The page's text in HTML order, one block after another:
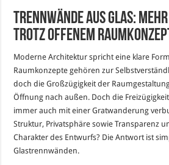
Trennwände aus Glas:
trotz offenem
Moderne Architektur spricht eine klare
Raumkonzepte gehören zur
doch die Großzügigkeit der
Öffnung nach außen. Doch die
immer auch mit einer Gratwanderung
Struktur, Privatsphäre sowie Transparenz
Charakter des Entwurfs? Die Antwort ist
Glastrennwänden.